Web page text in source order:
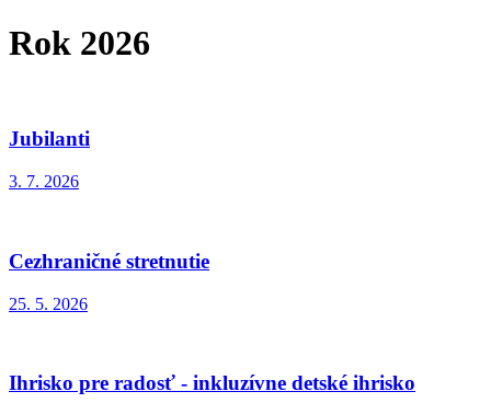
Rok 2026
Jubilanti
3. 7. 2026
Cezhraničné stretnutie
25. 5. 2026
Ihrisko pre radosť - inkluzívne detské ihrisko